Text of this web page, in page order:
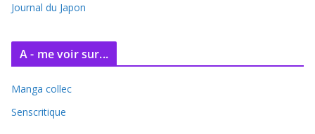
Journal du Japon
A - me voir sur...
Manga collec
Senscritique